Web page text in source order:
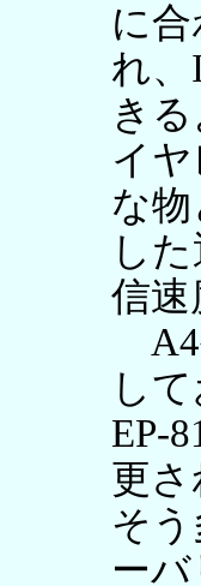
に
れ、
き
イ
な
し
信速
A4
し
EP-
更
そ
ー